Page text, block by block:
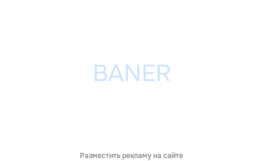
Разместить рекламу на сайте